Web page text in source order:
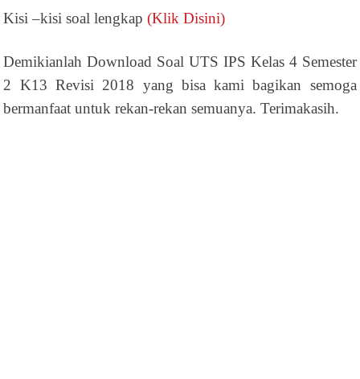
Kisi –kisi soal lengkap(Klik Disini)
Demikianlah Download Soal UTS IPS Kelas 4 Semester
2 K13 Revisi 2018 yang bisa kami bagikan semoga
bermanfaat untuk rekan-rekan semuanya. Terimakasih.